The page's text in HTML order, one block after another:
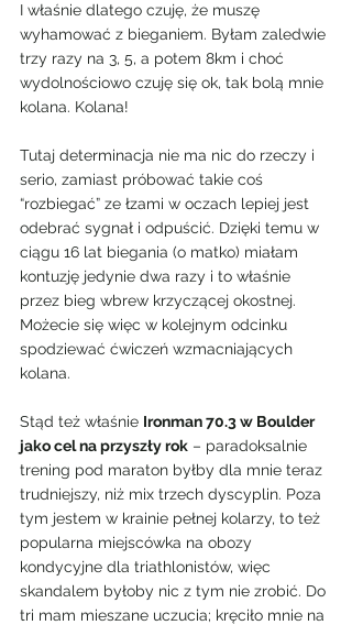
I właśnie dlatego czuję, że muszę
wyhamować z bieganiem. Byłam zaledwie
trzy razy na 3, 5, a potem 8km i choć
wydolnościowo czuję się ok, tak bolą mnie
kolana. Kolana!
Tutaj determinacja nie ma nic do rzeczy i
serio, zamiast próbować takie coś
“rozbiegać” ze łzami w oczach lepiej jest
odebrać sygnał i odpuścić. Dzięki temu w
ciągu 16 lat biegania (o matko) miałam
kontuzję jedynie dwa razy i to właśnie
przez bieg wbrew krzyczącej okostnej.
Możecie się więc w kolejnym odcinku
spodziewać ćwiczeń wzmacniających
kolana.
Stąd też właśnie Ironman 70.3 w Boulder
jako cel na przyszły rok – paradoksalnie
trening pod maraton byłby dla mnie teraz
trudniejszy, niż mix trzech dyscyplin. Poza
tym jestem w krainie pełnej kolarzy, to też
popularna miejscówka na obozy
kondycyjne dla triathlonistów, więc
skandalem byłoby nic z tym nie zrobić. Do
tri mam mieszane uczucia; kręciło mnie na